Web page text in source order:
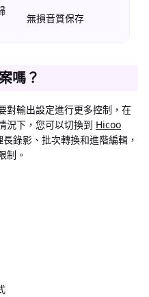
無損音質保存
嗎？
對輸出設定進行更多控制，在
況下，您可以切換到 Hicoo
長錄影、批次轉換和進階編輯，
制。